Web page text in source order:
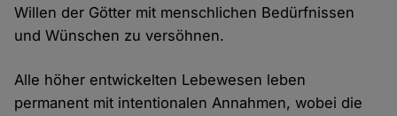
Willen der Götter mit menschlichen Bedürfnissen
und Wünschen zu versöhnen.
Alle höher entwickelten Lebewesen leben
permanent mit intentionalen Annahmen, wobei die